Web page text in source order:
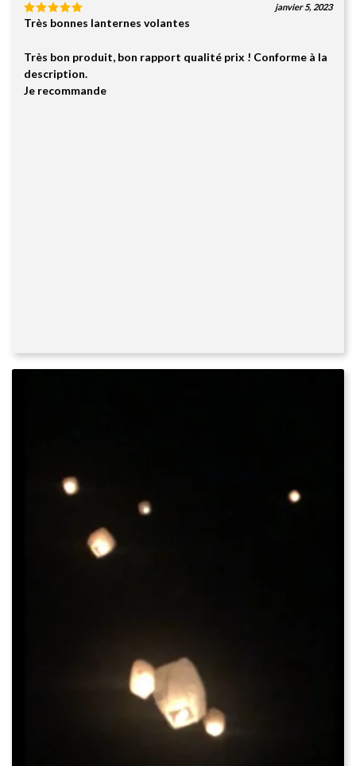
Note5sur
janvier 5, 2023
Très bonnes lanternes volantes
Très bon produit, bon rapport qualité prix ! Conforme à la
description.
Je recommande